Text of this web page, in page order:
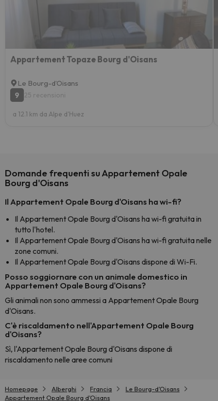
Appartement Topaze Bourg d'Oisans
Le Bourg-dʼOisans
9
25 recensioni
a 12.1 km da Alpe d'Huez
Domande frequenti su Appartement Opale
Bourg d'Oisans
Il Appartement Opale Bourg d'Oisans ha wi-fi?
Il Appartement Opale Bourg d'Oisans ha wi-fi gratuita in
tutto l'hotel.
Il Appartement Opale Bourg d'Oisans ha wi-fi gratuita nelle
zone comuni.
Il Appartement Opale Bourg d'Oisans dispone di Wi-Fi.
Posso soggiornare con un animale domestico in
Appartement Opale Bourg d'Oisans?
Gli animali non sono ammessi a Appartement Opale Bourg
d'Oisans.
C'è riscaldamento nell'Appartement Opale Bourg
d'Oisans?
Sì, l'Appartement Opale Bourg d'Oisans dispone di
riscaldamento nelle aree comuni
Homepage Alberghi Francia
Le Bourg-dʼOisans
Appartement Opale Bourg d'Oisans